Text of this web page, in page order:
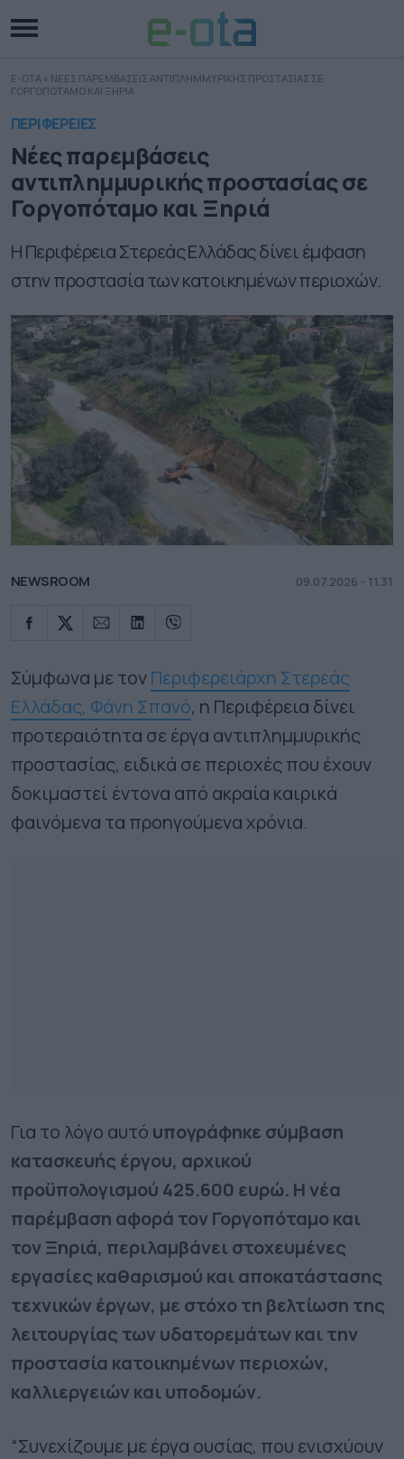
E-OTA » ΝΕΕΣ ΠΑΡΕΜΒΑΣΕΙΣ ΑΝΤΙΠΛΗΜΜΥΡΙΚΗΣ ΠΡΟΣΤΑΣΙΑΣ ΣΕ
ΓΟΡΓΟΠΟΤΑΜΟ ΚΑΙ ΞΗΡΙΑ
ΠΕΡΙΦΕΡΕΙΕΣ
Νέες παρεμβάσεις
αντιπλημμυρικής προστασίας σε
Γοργοπόταμο και Ξηριά
Η Περιφέρεια Στερεάς Ελλάδας δίνει έμφαση
στην προστασία των κατοικημένων περιοχών.
NEWSROOM 09.07.2026 - 11.31
Σύμφωνα με τονΠεριφερειάρχη Στερεάς
Ελλάδας, Φάνη Σπανό, η Περιφέρεια δίνει
προτεραιότητα σε έργα αντιπλημμυρικής
προστασίας, ειδικά σε περιοχές που έχουν
δοκιμαστεί έντονα από ακραία καιρικά
φαινόμενα τα προηγούμενα χρόνια.
Για το λόγο αυτό υπογράφηκε σύμβαση
κατασκευής έργου, αρχικού
προϋπολογισμού 425.600 ευρώ. Η νέα
παρέμβαση αφορά τον Γοργοπόταμο και
τον Ξηριά, περιλαμβάνει στοχευμένες
εργασίες καθαρισμού και αποκατάστασης
τεχνικών έργων, με στόχο τη βελτίωση της
λειτουργίας των υδατορεμάτων και την
προστασία κατοικημένων περιοχών,
καλλιεργειών και υποδομών.
“Συνεχίζουμε με έργα ουσίας, που ενισχύουν